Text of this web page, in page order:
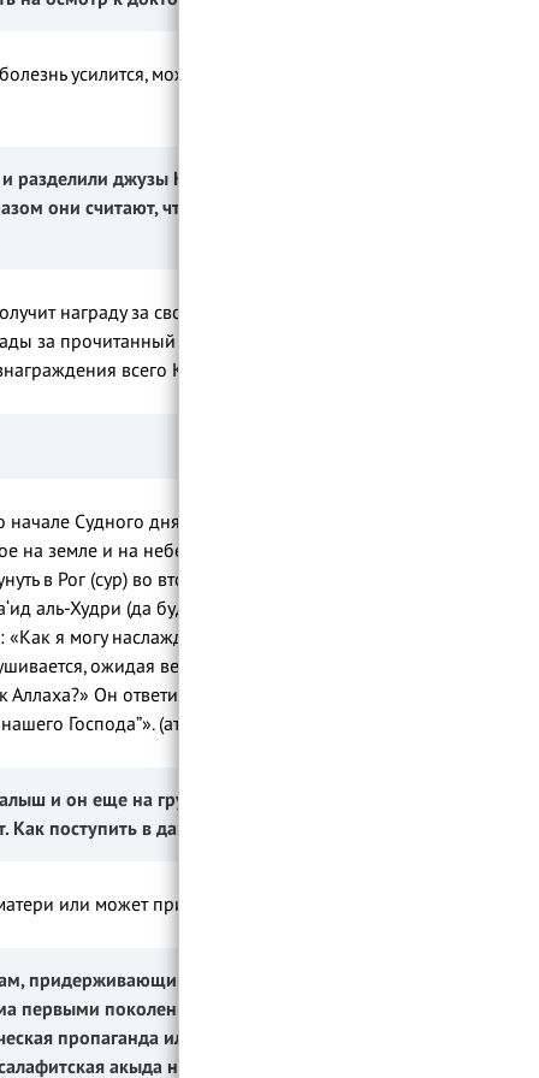
усилится, можно взять кредит на
разделили джузы Корана между
они считают, что все вместе за
награду за свой прочитанный
за прочитанный ею джуз Корана
всего Корана.
Судного дня. Когда насупит
на земле и на небесах (даже ангелы)
в Рог (сур) во второй раз. После этого
аль-Худри (да будет доволен им
я могу наслаждаться жизнью, когда
ожидая веления, по которому
Он ответил: «Говорите:
Господа”». (ат-Тирмизи).
и он еще на грудном
Как поступить в данном случае?
или может привести её к гибели.
придерживающимся акыды
первыми поколениями мусульман?
пропаганда или искажение
акыда не содержит